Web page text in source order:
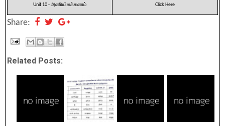
Unit 10 - அணியிலக்கணம் Click Here
Share:
Related Posts: